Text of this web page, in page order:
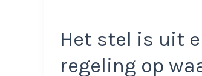
Het stel is uit
regeling op